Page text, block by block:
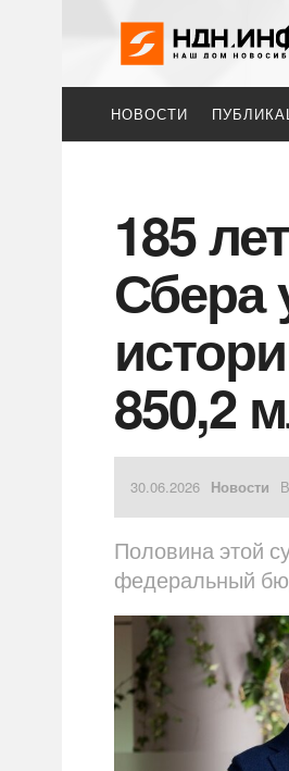
НОВОСТИ
185
Сбера
850,2
30.06.2026 Новости
Половина этой
федеральный